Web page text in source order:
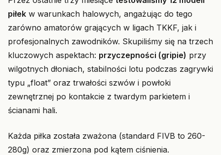
piłek w warunkach halowych, angażując do tego
zarówno amatorów grających w ligach TKKF, jak i
profesjonalnych zawodników. Skupiliśmy się na trzech
kluczowych aspektach: przyczepności (gripie) przy
wilgotnych dłoniach, stabilności lotu podczas zagrywki
typu „float” oraz trwałości szwów i powłoki
zewnętrznej po kontakcie z twardym parkietem i
ścianami hali.
Każda piłka została zważona (standard FIVB to 260-
280g) oraz zmierzona pod kątem ciśnienia.